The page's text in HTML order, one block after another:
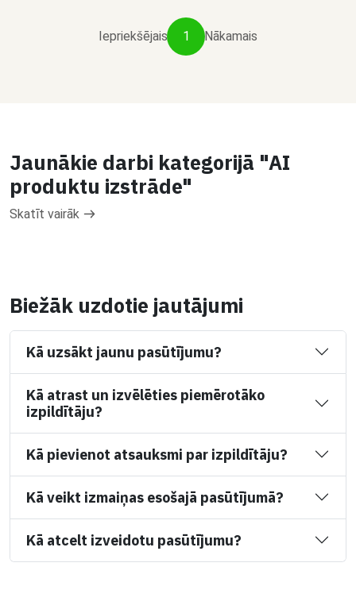
Iepriekšējais 1 Nākamais
Jaunākie darbi kategorijā "AI
produktu izstrāde"
Skatīt vairāk
Biežāk uzdotie jautājumi
Kā uzsākt jaunu pasūtījumu?
Kā atrast un izvēlēties piemērotāko
izpildītāju?
Kā pievienot atsauksmi par izpildītāju?
Kā veikt izmaiņas esošajā pasūtījumā?
Kā atcelt izveidotu pasūtījumu?